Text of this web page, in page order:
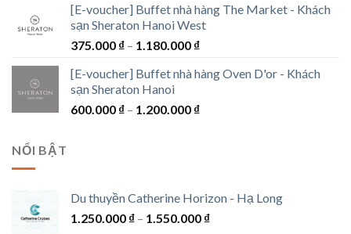
[E-voucher] Buffet nhà hàng The Market - Khách
sạn Sheraton Hanoi West
375.000 ₫ – 1.180.000 ₫Khoảng
từ
đến
[E-voucher] Buffet nhà hàng Oven D'or - Khách
sạn Sheraton Hanoi
600.000 ₫ – 1.200.000 ₫Khoảng
NỔI BẬT
Du thuyền Catherine Horizon - Hạ Long
1.250.000 ₫ – 1.550.000 ₫Khoảng